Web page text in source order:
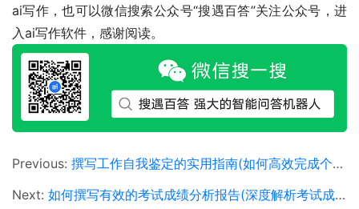
ai写作，也可以微信搜索公众号“搜遇百答”关注公众号，进
入ai写作软件，感谢阅读。
Previous: 撰写工作自我鉴定的实用指南(如何高效完成个人工作表现自我鉴定)
Next: 如何撰写有效的考试成绩分析报告(深度解析考试成绩分析的方法与技巧)